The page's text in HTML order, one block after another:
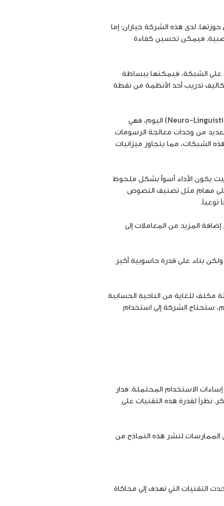
لدى هذه الشركة خياران: إما
فيمكن تحسين كفاءة
على الشبكة، فيمكنها ببساطة
تدريب أحد الأنظمة من نقطة
تقود تقنية الشبكات العصبية أحدث ما توصلت إليه البرمجة اللغوية العصبية (Neuro-Linguistic Programming – NLP) اليوم، فهي
من وحدات معالجة الرسومات
الشبكات، مما يتجاوز ميزانيات
حيث يكون الأداء أسوأ بشكل ملحوظ
مهام مثل تصنيف النصوص
نوعياً.
المزيد من المعاملات إلى
في عام 2022، يشابه تدريب الشبكات العصبية الهياكل التي تم نشرها لأول مرة في عام 2017، ولكن بناء على قدرة حاسوبية أكبر
مكلف للغاية من الناحية الحسابية
ستحتاج الشركة إلى استخدام
الاستخدام المحتملة. فدار
نظراً لقدرة هذه التقنيات على
لنشر هذه النماذج من
أحدث التقنيات التي تهدف إلى محاكاة